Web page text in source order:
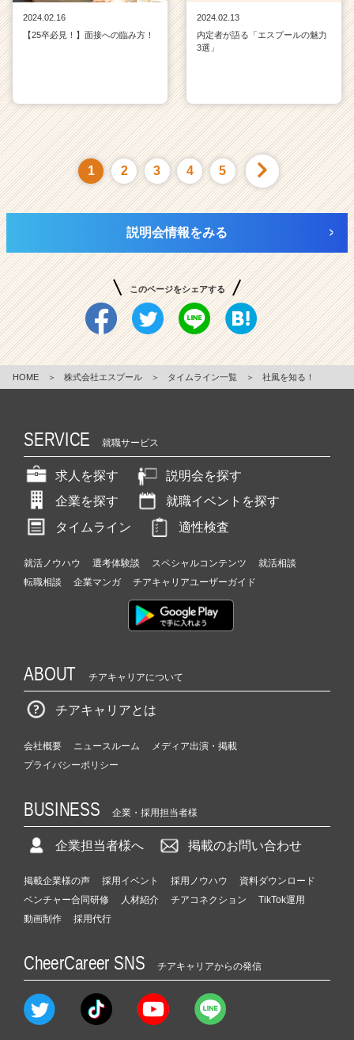
2024.02.16
【25卒必見！】面接への臨み方！
2024.02.13
内定者が語る「エスプールの魅力
3選」
1 2 3 4 5
説明会情報をみる
このページをシェアする
HOME ＞ 株式会社エスプール ＞ タイムライン一覧 ＞ 社風を知る！
SERVICE 就職サービス
求人を探す
説明会を探す
企業を探す
就職イベントを探す
タイムライン
適性検査
就活ノウハウ 選考体験談 スペシャルコンテンツ
就活相談
転職相談
企業マンガ チアキャリアユーザーガイド
ABOUT チアキャリアについて
チアキャリアとは
会社概要 ニュースルーム
メディア出演・掲載
プライバシーポリシー
BUSINESS 企業・採用担当者様
企業担当者様へ 掲載のお問い合わせ
掲載企業様の声 採用イベント 採用ノウハウ
資料ダウンロード
ベンチャー合同研修
人材紹介 チアコネクション
TikTok運用
動画制作
採用代行
CheerCareer SNS チアキャリアからの発信